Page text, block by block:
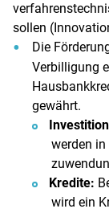
sollen
Die
Verbilligung
gewährt.
werden in
Kredite:
wird ein